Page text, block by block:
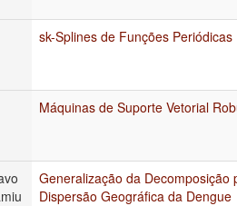
sk-Splines de Funções Periódicas
Máquinas de Suporte Vetorial
Generalização da Decomposição
Dispersão Geográfica da Dengue